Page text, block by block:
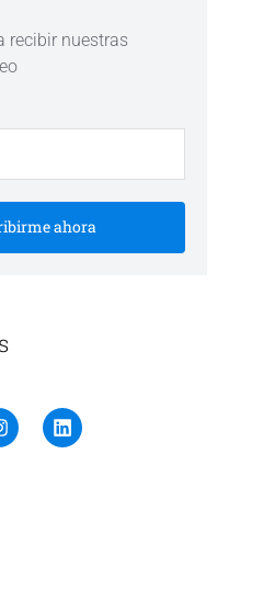
recibir nuestras
ahora